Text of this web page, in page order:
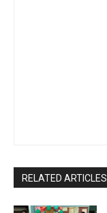
RELATED ARTICLES